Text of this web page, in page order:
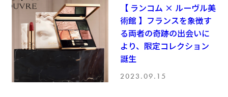
【 ランコム × ルーヴル美
術館 】フランスを象徴す
る両者の奇跡の出会いに
より、限定コレクション
誕生
2023.09.15